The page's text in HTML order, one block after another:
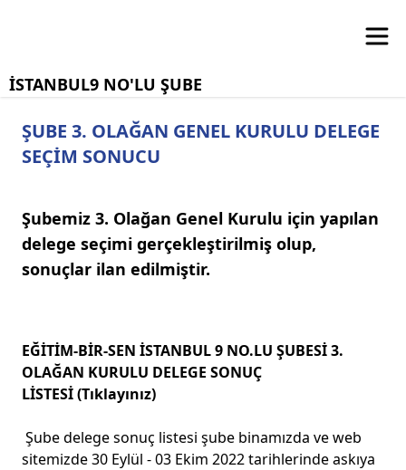
İSTANBUL9 NO'LU ŞUBE
ŞUBE 3. OLAĞAN GENEL KURULU DELEGE
SEÇİM SONUCU
Şubemiz 3. Olağan Genel Kurulu için yapılan
delege seçimi gerçekleştirilmiş olup,
sonuçlar ilan edilmiştir.
EĞİTİM-BİR-SEN İSTANBUL 9 NO.LU ŞUBESİ 3.
OLAĞAN KURULU DELEGE SONUÇ
LİSTESİ (Tıklayınız)
Şube delege sonuç listesi şube binamızda ve web
sitemizde 30 Eylül - 03 Ekim 2022 tarihlerinde askıya